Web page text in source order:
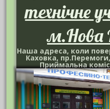
технічне
м.Нова
Наша адреса, коли
Каховка,
Приймальна